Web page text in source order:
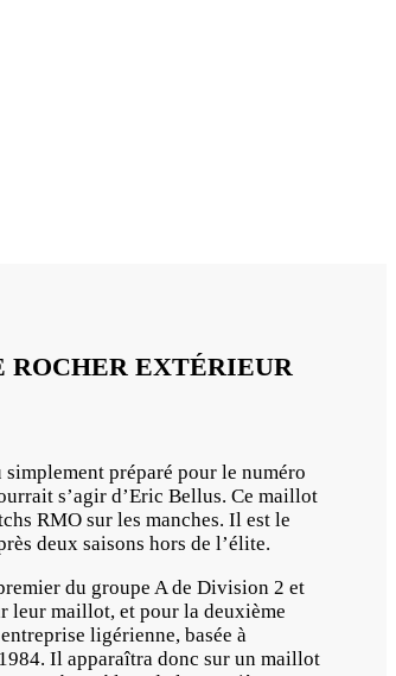
EXTÉRIEUR
préparé pour le numéro
s’agir d’Eric Bellus. Ce maillot
RMO sur les manches. Il est le
deux saisons hors de l’élite.
du groupe A de Division 2 et
leur maillot, et pour la deuxième
ligérienne, basée à
Il apparaîtra donc sur un maillot